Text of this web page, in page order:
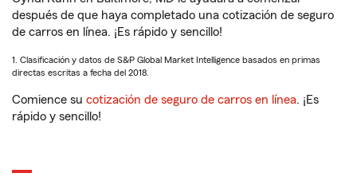
después de que haya completado una cotización de seguro
de carros en línea. ¡Es rápido y sencillo!
1. Clasificación y datos de S&P Global Market Intelligence basados en primas
directas escritas a fecha del 2018.
Comience su cotización de seguro de carros en línea. ¡Es
rápido y sencillo!